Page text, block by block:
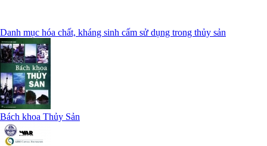
Danh mục hóa chất, kháng sinh cấm sử dụng trong thủy sản
Bách khoa Thủy Sản